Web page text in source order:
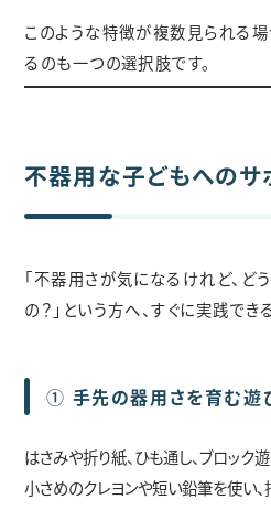
このような特徴が複数見られる
るのも一つの選択肢です。
不器用な子どもへのサ
「不器用さが気になるけれど、ど
の？」という方へ、すぐに実践でき
① 手先の器用さを育む遊
はさみや折り紙、ひも通し、ブロッ
小さめのクレヨンや短い鉛筆を使い